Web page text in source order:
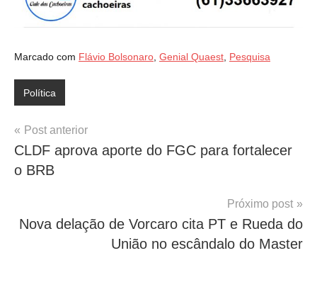
Marcado com Flávio Bolsonaro, Genial Quaest, Pesquisa
Política
Navegação
de
Post
Post anterior
CLDF aprova aporte do FGC para fortalecer
o BRB
Próximo post
Nova delação de Vorcaro cita PT e Rueda do
União no escândalo do Master